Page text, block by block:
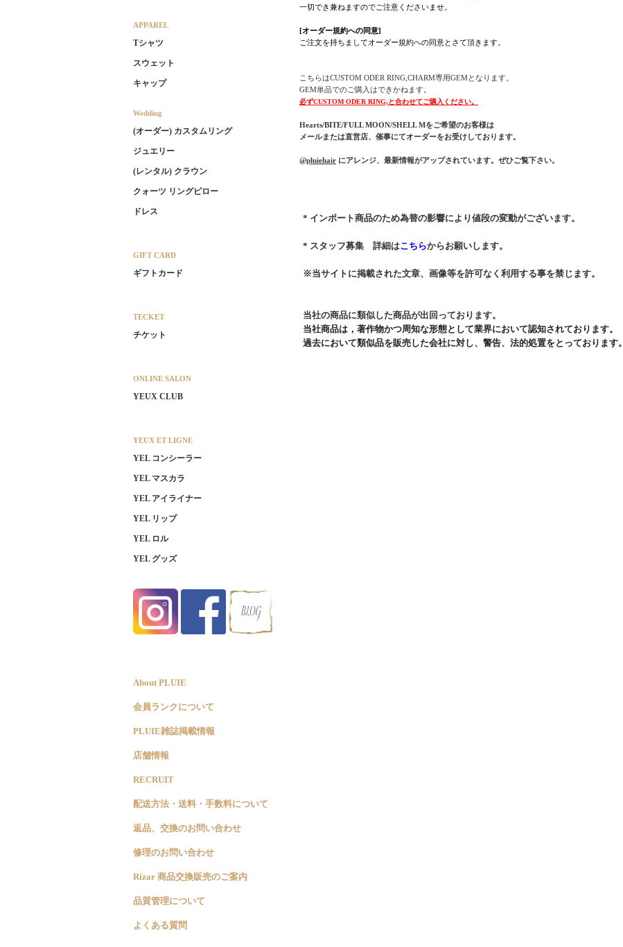
一切でき兼ねますのでご注意くださいませ。
[オーダー規約への同意]
ご注文を持ちましてオーダー規約への同意とさて頂きます。
こちらはCUSTOM ODER RING,CHARM専用GEMとなります。
GEM単品でのご購入はできかねます。
必ずCUSTOM ODER RING,と合わせてご購入ください。
Hearts/BITE/FULL MOON/SHELL Mをご希望のお客様は
メールまたは直営店、催事にてオーダーをお受けしております。
@pluiehair にアレンジ、最新情報がアップされています。ぜひご覧下さい。
* インポート商品のため為替の影響により値段の変動がございます。
* スタッフ募集 詳細はこちらからお願いします。
※当サイトに掲載された文章、画像等を許可なく利用する事を禁じます。
当社の商品に類似した商品が出回っております。
当社商品は，著作物かつ周知な形態として業界において認知されております。
過去において類似品を販売した会社に対し、警告、法的処置をとっております。
APPAREL
Tシャツ
スウェット
キャップ
Wedding
(オーダー) カスタムリング
ジュエリー
(レンタル) クラウン
クォーツ リングピロー
ドレス
GIFT CARD
ギフトカード
TECKET
チケット
ONLINE SALON
YEUX CLUB
YEUX ET LIGNE
YEL コンシーラー
YEL マスカラ
YEL アイライナー
YEL リップ
YEL ロル
YEL グッズ
About PLUIE
会員ランクについて
PLUIE雑誌掲載情報
店舗情報
RECRUIT
配送方法・送料・手数料について
返品、交換のお問い合わせ
修理のお問い合わせ
Rizar 商品交換販売のご案内
品質管理について
よくある質問